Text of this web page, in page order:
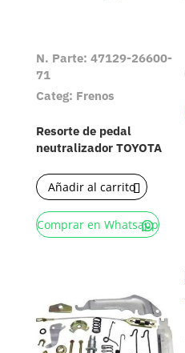
N. Parte: 47129-26600-
71
Categ: Frenos
Resorte de pedal
neutralizador TOYOTA
Añadir al carrito
Comprar en Whatsapp